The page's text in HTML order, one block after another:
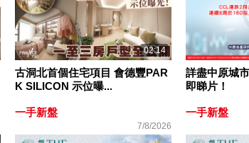
02:14
古洞北首個住宅項目 會德豐PAR
K SILICON 示位曝...
詳盡中原城
即睇片！
一手新盤
7/8/2026
一手新盤